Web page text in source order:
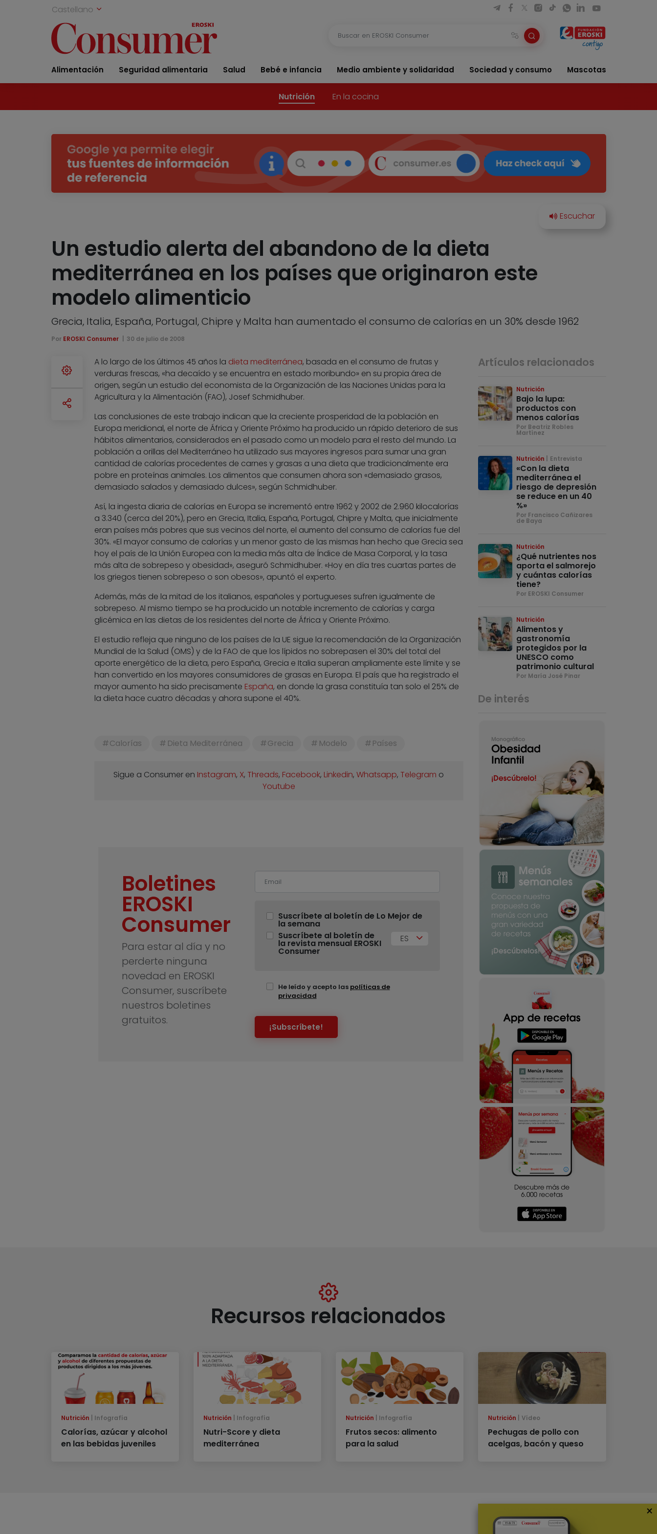
Castellano
Alimentación Seguridad alimentaria Salud Bebé e infancia Medio ambiente y solidaridad Sociedad y consumo Mascotas
Nutrición En la cocina
Un estudio alerta del abandono de la dieta
mediterránea en los países que originaron este
modelo alimenticio
Grecia, Italia, España, Portugal, Chipre y Malta han aumentado el consumo de calorías en un 30% desde 1962
Por EROSKI Consumer 30 de julio de 2008
A lo largo de los últimos 45 años la dieta mediterránea, basada en el consumo de frutas y
verduras frescas, «ha decaído y se encuentra en estado moribundo» en su propia área de
origen, según un estudio del economista de la Organización de las Naciones Unidas para la
Agricultura y la Alimentación (FAO), Josef Schmidhuber.
Las conclusiones de este trabajo indican que la creciente prosperidad de la población en
Europa meridional, el norte de África y Oriente Próximo ha producido un rápido deterioro de sus
hábitos alimentarios, considerados en el pasado como un modelo para el resto del mundo. La
población a orillas del Mediterráneo ha utilizado sus mayores ingresos para sumar una gran
cantidad de calorías procedentes de carnes y grasas a una dieta que tradicionalmente era
pobre en proteínas animales. Los alimentos que consumen ahora son «demasiado grasos,
demasiado salados y demasiado dulces», según Schmidhuber.
Así, la ingesta diaria de calorías en Europa se incrementó entre 1962 y 2002 de 2.960 kilocalorías
a 3.340 (cerca del 20%), pero en Grecia, Italia, España, Portugal, Chipre y Malta, que inicialmente
eran países más pobres que sus vecinos del norte, el aumento del consumo de calorías fue del
30%. «El mayor consumo de calorías y un menor gasto de las mismas han hecho que Grecia sea
hoy el país de la Unión Europea con la media más alta de Índice de Masa Corporal, y la tasa
más alta de sobrepeso y obesidad», aseguró Schmidhuber. «Hoy en día tres cuartas partes de
los griegos tienen sobrepeso o son obesos», apuntó el experto.
Además, más de la mitad de los italianos, españoles y portugueses sufren igualmente de
sobrepeso. Al mismo tiempo se ha producido un notable incremento de calorías y carga
glicémica en las dietas de los residentes del norte de África y Oriente Próximo.
El estudio refleja que ninguno de los países de la UE sigue la recomendación de la Organización
Mundial de la Salud (OMS) y de la FAO de que los lípidos no sobrepasen el 30% del total del
aporte energético de la dieta, pero España, Grecia e Italia superan ampliamente este límite y se
han convertido en los mayores consumidores de grasas en Europa. El país que ha registrado el
mayor aumento ha sido precisamente España, en donde la grasa constituía tan solo el 25% de
la dieta hace cuatro décadas y ahora supone el 40%.
Calorías Dieta Mediterránea Grecia Modelo Países
Sigue a Consumer en Instagram, X,Threads, Facebook, Linkedin,Whatsapp,Telegram o
Youtube
Boletines
EROSKI
Consumer
Para estar al día y no
perderte ninguna
novedad en EROSKI
Consumer, suscríbete
nuestros boletines
gratuitos.
Suscríbete al boletín de Lo Mejor de
la semana
Suscríbete al boletín de
la revista mensual EROSKI
Consumer
ES
He leído y acepto las políticas de
privacidad
¡Subscríbete!
Artículos relacionados
Nutrición
Bajo la lupa:
productos con
menos calorías
Por Beatriz Robles
Martínez
Nutrición Entrevista
«Con la dieta
mediterránea el
riesgo de depresión
se reduce en un 40
%»
Por Francisco Cañizares
de Baya
Nutrición
¿Qué nutrientes nos
aporta el salmorejo
y cuántas calorías
tiene?
Por EROSKI Consumer
Nutrición
Alimentos y
gastronomía
protegidos por la
UNESCO como
patrimonio cultural
Por María José Pinar
De interés
Recursos relacionados
Nutrición Infografía
Calorías, azúcar y alcohol
en las bebidas juveniles
Nutrición Infografía
Nutri-Score y dieta
mediterránea
Nutrición Infografía
Frutos secos: alimento
para la salud
Nutrición Vídeo
Pechugas de pollo con
acelgas, bacón y queso
×